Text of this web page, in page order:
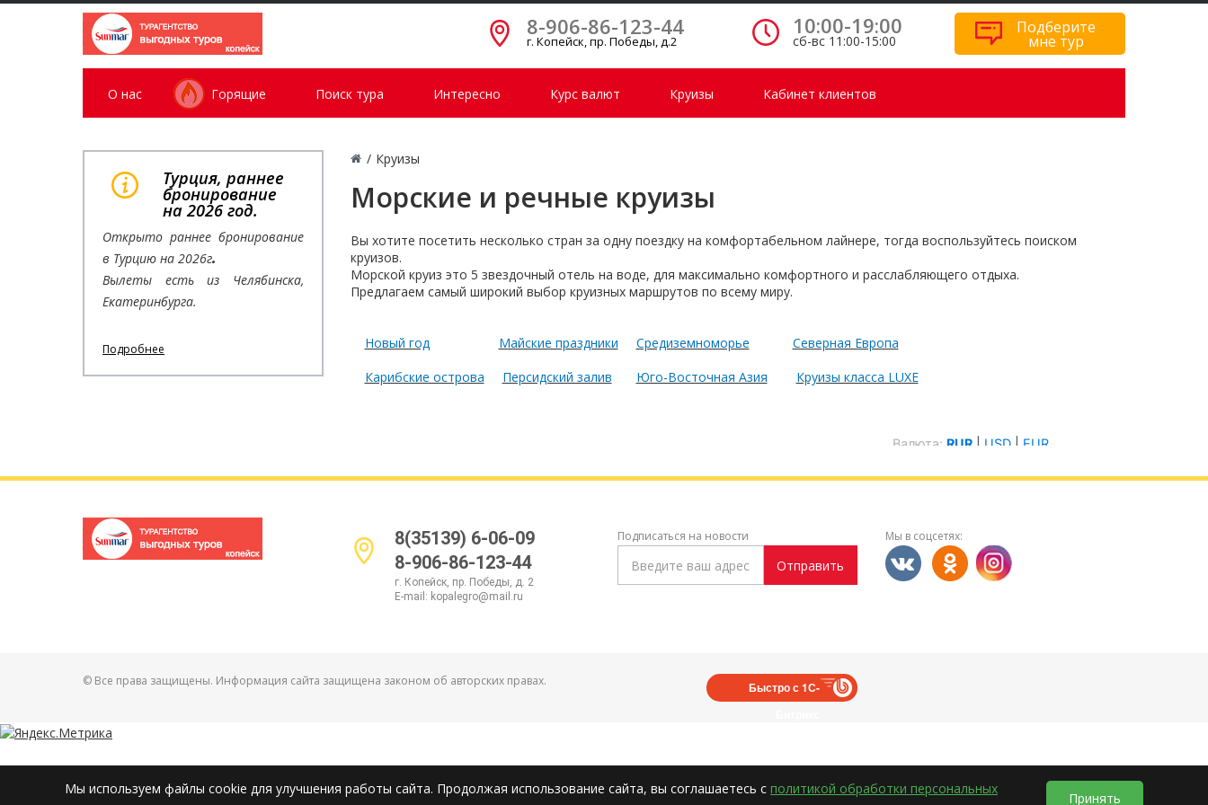
8-906-86-123-44
г. Копейск, пр. Победы, д.2
10:00-19:00
сб-вс 11:00-15:00
Подберите
мне тур
О нас Горящие Поиск тура Интересно Курс валют Круизы Кабинет клиентов
/ Круизы
Морские и речные круизы
Турция, раннее
бронирование
на 2026 год.
Открыто раннее бронирование
в Турцию на 2026г.
Вылеты есть из Челябинска,
Екатеринбурга.
Подробнее
Вы хотите посетить несколько стран за одну поездку на комфортабельном лайнере, тогда воспользуйтесь поиском
круизов.
Морской круиз это 5 звездочный отель на воде, для максимально комфортного и расслабляющего отдыха.
Предлагаем самый широкий выбор круизных маршрутов по всему миру.
Новый год Майские праздники Средиземноморье
Северная Европа
Карибские острова
Персидский залив Юго-Восточная Азия Круизы класса LUXE
8(35139) 6-06-09
8-906-86-123-44
г. Копейск, пр. Победы, д. 2
E-mail: kopalegro@mail.ru
Подписаться на новости
Отправить
Мы в соцсетях:
© Все права защищены. Информация сайта защищена законом об авторских правах.
Быстро с 1С-
Мы используем файлы cookie для улучшения работы сайта. Продолжая использование сайта, вы соглашаетесь с политикой обработки персональных
Принять